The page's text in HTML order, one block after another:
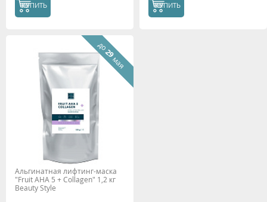
КУПИТЬ КУПИТЬ
Альгинатная лифтинг-маска
"Fruit AHA 5 + Collagen" 1,2 кг
Beauty Style
до29мая